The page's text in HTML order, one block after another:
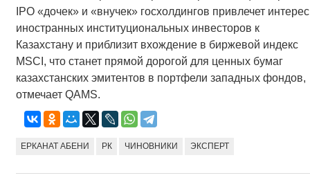
IPO «дочек» и «внучек» госхолдингов привлечет интерес
иностранных институциональных инвесторов к
Казахстану и приблизит вхождение в биржевой индекс
MSCI, что станет прямой дорогой для ценных бумаг
казахстанских эмитентов в портфели западных фондов,
отмечает QAMS.
ЕРКАНАТ АБЕНИ РК ЧИНОВНИКИ ЭКСПЕРТ